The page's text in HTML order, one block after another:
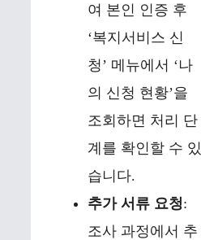
여 본인 인증 후
‘복지서비스 신
청’ 메뉴에서 ‘나
의 신청 현황’을
조회하면 처리 단
계를 확인할 수 있
습니다.
추가 서류 요청:
조사 과정에서 추